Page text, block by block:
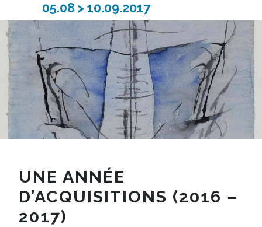
05.08 > 10.09.2017
UNE ANNÉE
D’ACQUISITIONS (2016 –
2017)